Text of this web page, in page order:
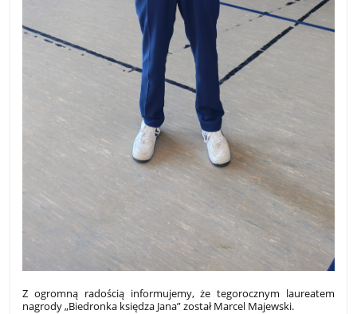
Z ogromną radością informujemy, że tegorocznym laureatem
nagrody „Biedronka księdza Jana” został Marcel Majewski.